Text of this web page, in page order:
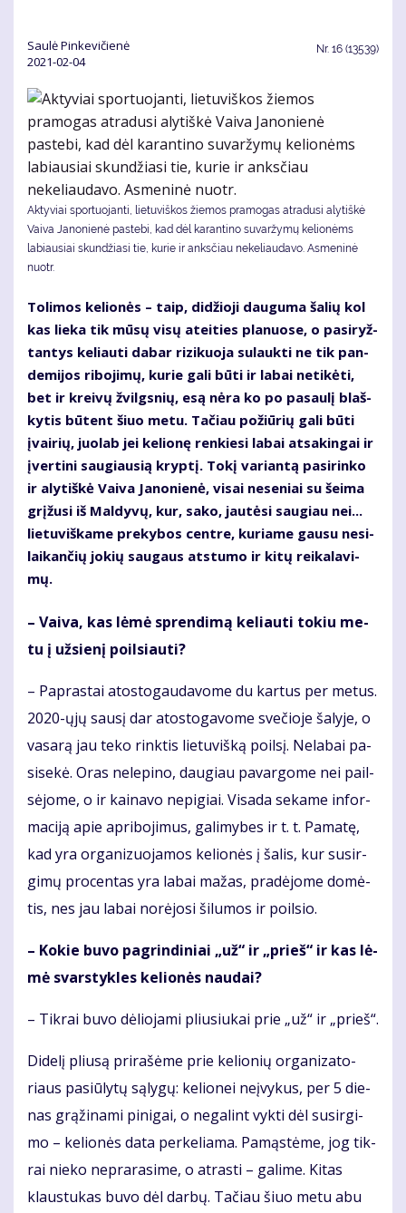
Saulė Pinkevičienė
2021-02-04
Nr. 16 (13539)
Aktyviai sportuojanti, lietuviškos žiemos pramogas atradusi alytiškė
Vaiva Janonienė pastebi, kad dėl karantino suvaržymų kelionėms
labiausiai skundžiasi tie, kurie ir anksčiau nekeliaudavo. Asmeninė
nuotr.
To­li­mos ke­lio­nės – taip, di­džio­ji dau­gu­ma ša­lių kol
kas lie­ka tik mū­sų vi­sų at­ei­ties pla­nuo­se, o pa­si­ryž­
tan­tys ke­liau­ti da­bar ri­zi­kuo­ja su­lauk­ti ne tik pan­
de­mi­jos ri­bo­ji­mų, ku­rie ga­li bū­ti ir la­bai ne­ti­kė­ti,
bet ir krei­vų žvilgs­nių, esą nė­ra ko po pa­sau­lį blaš­
ky­tis bū­tent šiuo me­tu. Ta­čiau po­žiū­rių ga­li bū­ti
įvai­rių, juo­lab jei ke­lio­nę ren­kie­si la­bai at­sa­kin­gai ir
įver­ti­ni sau­giau­sią kryp­tį. To­kį va­rian­tą pa­si­rin­ko
ir aly­tiš­kė Vai­va Ja­no­nie­nė, vi­sai ne­se­niai su šei­ma
grį­žu­si iš Mal­dy­vų, kur, sa­ko, jau­tė­si sau­giau nei...
lie­tu­viš­ka­me pre­ky­bos cen­tre, ku­ria­me gau­su ne­si­
lai­kan­čių jo­kių sau­gaus at­stu­mo ir ki­tų rei­ka­la­vi­
mų.
– Vai­va, kas lė­mė spren­di­mą ke­liau­ti to­kiu me­
tu į už­sie­nį po­il­siau­ti?
– Pa­pras­tai atos­to­gau­da­vo­me du kar­tus per me­tus.
2020-ųjų sau­sį dar atos­to­ga­vo­me sve­čio­je ša­ly­je, o
va­sa­rą jau te­ko rink­tis lie­tu­viš­ką po­il­sį. Ne­la­bai pa­
si­se­kė. Oras ne­le­pi­no, dau­giau pa­var­go­me nei pail­
sė­jo­me, o ir kai­na­vo ne­pi­giai. Vi­sa­da se­ka­me in­for­
ma­ci­ją apie ap­ri­bo­ji­mus, ga­li­my­bes ir t. t. Pa­ma­tę,
kad yra or­ga­ni­zuo­ja­mos ke­lio­nės į ša­lis, kur su­sir­
gi­mų pro­cen­tas yra la­bai ma­žas, pra­dė­jo­me do­mė­
tis, nes jau la­bai no­rė­jo­si ši­lu­mos ir po­il­sio.
– Ko­kie bu­vo pa­grin­di­niai „už“ ir „prieš“ ir kas lė­
mė svars­tyk­les ke­lio­nės nau­dai?
– Tik­rai bu­vo dė­lio­ja­mi pliu­siu­kai prie „už“ ir „prieš“.
Di­de­lį pliu­są pri­ra­šė­me prie ke­lio­nių or­ga­ni­za­to­
riaus pa­siū­ly­tų są­ly­gų: ke­lio­nei ne­įvy­kus, per 5 die­
nas grą­ži­na­mi pi­ni­gai, o ne­ga­lint vyk­ti dėl su­sir­gi­
mo – ke­lio­nės da­ta per­ke­lia­ma. Pa­mąs­tė­me, jog tik­
rai nie­ko ne­pra­ra­si­me, o at­ras­ti – ga­li­me. Ki­tas
klaus­tu­kas bu­vo dėl dar­bų. Ta­čiau šiuo me­tu abu